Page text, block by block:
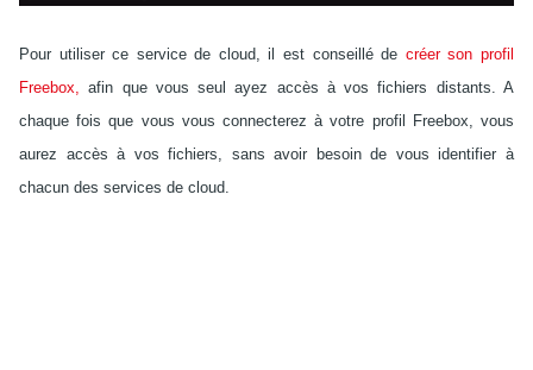
Pour utiliser ce service de cloud, il est conseillé de créer son profil
Freebox,
afin que vous seul ayez accès à vos fichiers distants. A
chaque fois que vous vous connecterez à votre profil Freebox, vous
aurez accès à vos fichiers, sans avoir besoin de vous identifier à
chacun des services de cloud.